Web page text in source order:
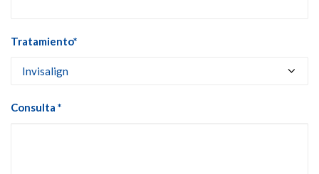
Tratamiento*
Consulta *